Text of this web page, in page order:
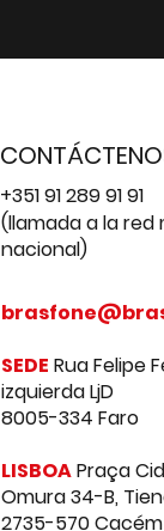
+351 91 289 91 91
(llamada a la red
nacional)
SEDE Rua Felipe
izquierda LjD
8005-334 Faro
LISBOAPraça
Omura 34-B,
2735-570 Cacém